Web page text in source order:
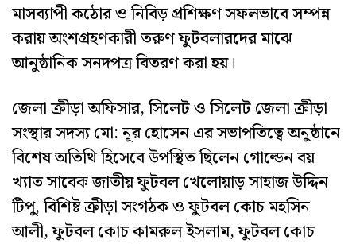
মাসব্যাপী কঠোর ও নিবিড় প্রশিক্ষণ সফলভাবে সম্পন্ন
করায় অংশগ্রহণকারী তরুণ ফুটবলারদের মাঝে
আনুষ্ঠানিক সনদপত্র বিতরণ করা হয়।
জেলা ক্রীড়া অফিসার, সিলেট ও সিলেট জেলা ক্রীড়া
সংস্থার সদস্য মো: নূর হোসেন এর সভাপতিত্বে অনুষ্ঠানে
বিশেষ অতিথি হিসেবে উপস্থিত ছিলেন গোল্ডেন বয়
খ্যাত সাবেক জাতীয় ফুটবল খেলোয়াড় সাহাজ উদ্দিন
টিপু, বিশিষ্ট ক্রীড়া সংগঠক ও ফুটবল কোচ মহসিন
আলী, ফুটবল কোচ কামরুল ইসলাম, ফুটবল কোচ